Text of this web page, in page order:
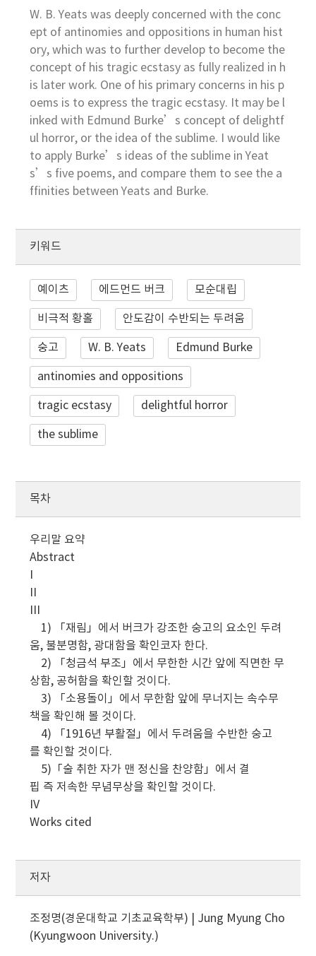
W. B. Yeats was deeply concerned with the conc
ept of antinomies and oppositions in human hist
ory, which was to further develop to become the
concept of his tragic ecstasy as fully realized in h
is later work. One of his primary concerns in his p
oems is to express the tragic ecstasy. It may be l
inked with Edmund Burke’s concept of delightf
ul horror, or the idea of the sublime. I would like
to apply Burke’s ideas of the sublime in Yeat
s’s five poems, and compare them to see the a
ffinities between Yeats and Burke.
키워드
예이츠 에드먼드 버크 모순대립
비극적 황홀 안도감이 수반되는 두려움
숭고 W. B. Yeats Edmund Burke
antinomies and oppositions
tragic ecstasy delightful horror
the sublime
목차
우리말 요약
Abstract
1) 「재림」에서 버크가 강조한 숭고의 요소인 두려
움, 불분명함, 광대함을 확인코자 한다.
2) 「청금석 부조」에서 무한한 시간 앞에 직면한 무
상함, 공허함을 확인할 것이다.
3) 「소용돌이」에서 무한함 앞에 무너지는 속수무
책을 확인해 볼 것이다.
4) 「1916년 부활절」에서 두려움을 수반한 숭고
를 확인할 것이다.
5)「술 취한 자가 맨 정신을 찬양함」에서 결
핍 즉 저속한 무념무상을 확인할 것이다.
IV
Works cited
저자
조정명(경운대학교 기초교육학부) | Jung Myung Cho
(Kyungwoon University.)